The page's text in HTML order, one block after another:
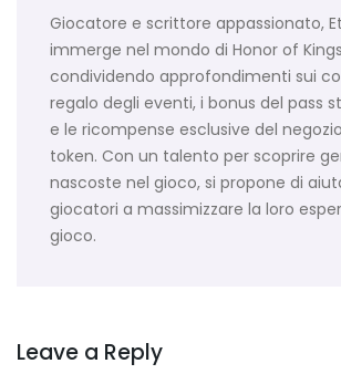
Giocatore e scrittore appassionato,
immerge nel mondo di Honor of
condividendo approfondimenti sui
regalo degli eventi, i bonus del pass
e le ricompense esclusive del
token. Con un talento per scoprire
nascoste nel gioco, si propone di
giocatori a massimizzare la loro
gioco.
Leave a Reply